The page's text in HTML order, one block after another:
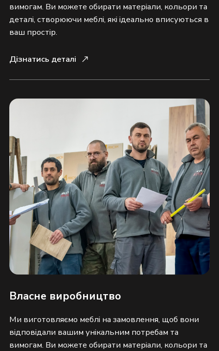
вимогам. Ви можете обирати матеріали, кольори та
деталі, створюючи меблі, які ідеально вписуються в
ваш простір.
Дізнатись деталі
Власне виробництво
Ми виготовляємо меблі на замовлення, щоб вони
відповідали вашим унікальним потребам та
вимогам. Ви можете обирати матеріали, кольори та